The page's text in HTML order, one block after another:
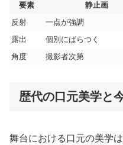
要素 静止画
反射
一点が強調
露出
個別にばらつく
角度
撮影者次第
歴代の口元美学と
舞台における口元の美学